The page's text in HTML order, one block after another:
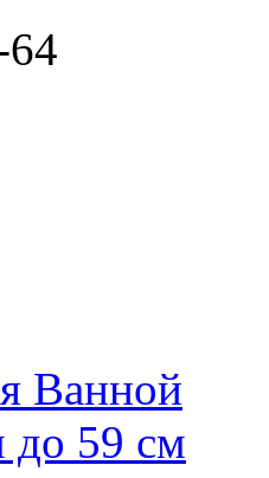
Ванной
до 59 см